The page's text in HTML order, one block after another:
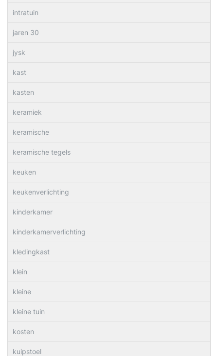
intratuin
jaren 30
jysk
kast
kasten
keramiek
keramische
keramische tegels
keuken
keukenverlichting
kinderkamer
kinderkamerverlichting
kledingkast
klein
kleine
kleine tuin
kosten
kuipstoel